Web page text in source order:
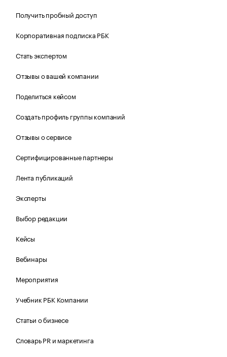
Получить пробный доступ
Корпоративная подписка РБК
Стать экспертом
Отзывы о вашей компании
Поделиться кейсом
Создать профиль группы компаний
Отзывы о сервисе
Сертифицированные партнеры
Лента публикаций
Эксперты
Выбор редакции
Кейсы
Вебинары
Мероприятия
Учебник РБК Компании
Статьи о бизнесе
Словарь PR и маркетинга